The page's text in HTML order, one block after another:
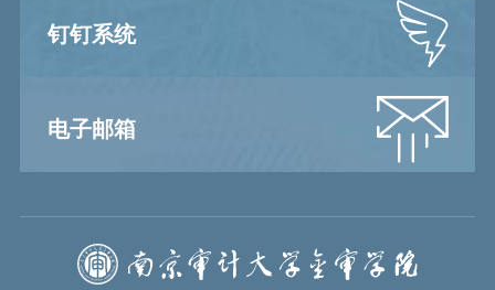
钉钉系统
电子邮箱